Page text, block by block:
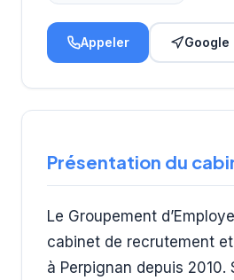
Appeler Google
Présentation du
Le Groupement
cabinet de recrutement et
à Perpignan depuis 2010.